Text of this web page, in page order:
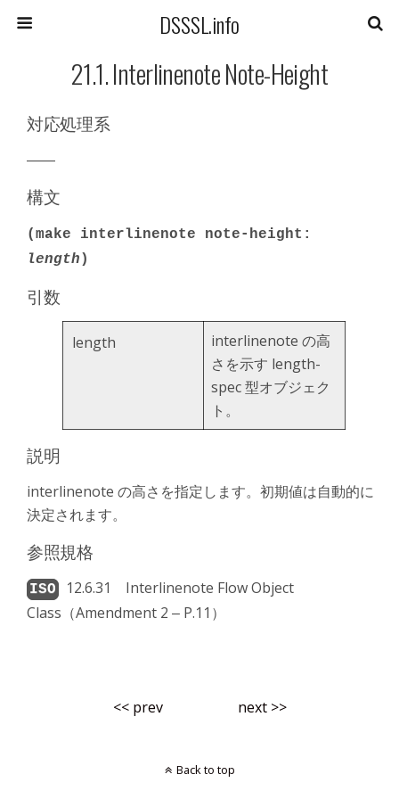
DSSSL.info
21.1. Interlinenote Note-Height
対応処理系
――
構文
(make interlinenote note-height:
length )
引数
length
interlinenote の高
さを示す length-
spec 型オブジェク
ト。
説明
interlinenote の高さを指定します。初期値は自動的に
決定されます。
参照規格
12.6.31 Interlinenote Flow Object
Class（Amendment 2 ‒ P.11）
<< prev next >>
Back to top